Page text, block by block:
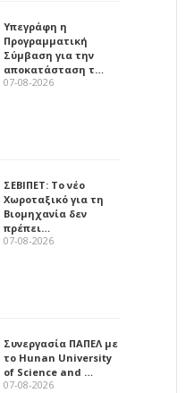
Υπεγράφη η
Προγραμματική
Σύμβαση για την
αποκατάσταση τ…
07-08-2026
ΣΕΒΙΠΕΤ: Το νέο
Χωροταξικό για τη
Βιομηχανία δεν
πρέπει…
07-08-2026
Συνεργασία ΠΑΠΕΛ με
το Hunan University
of Science and …
07-08-2026